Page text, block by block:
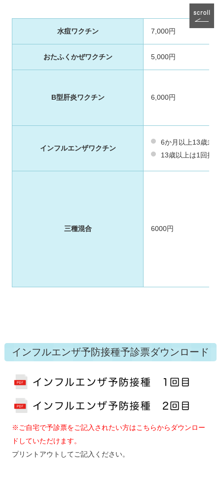
水痘ワクチン 7,000円
おたふくかぜワクチン 5,000円
B型肝炎ワクチン 6,000円
インフルエンザワクチン
6か月以上13歳未
13歳以上は1回接
三種混合 6000円
インフルエンザ予防接種予診票ダウンロード
※ご自宅で予診票をご記入されたい方はこちらからダウンロー
ドしていただけます。
プリントアウトしてご記入ください。